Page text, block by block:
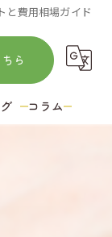
と費用相場ガイド
ら
コラム